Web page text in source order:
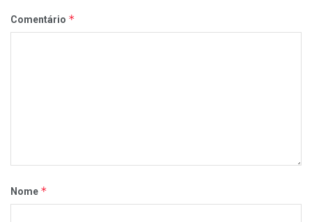
Comentário *
Nome *